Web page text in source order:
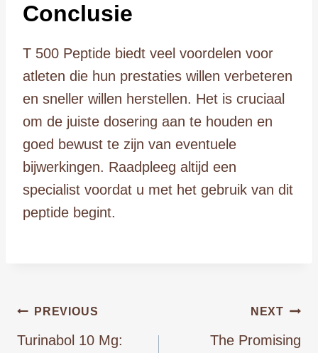
Conclusie
T 500 Peptide biedt veel voordelen voor
atleten die hun prestaties willen verbeteren
en sneller willen herstellen. Het is cruciaal
om de juiste dosering aan te houden en
goed bewust te zijn van eventuele
bijwerkingen. Raadpleeg altijd een
specialist voordat u met het gebruik van dit
peptide begint.
Post
PREVIOUS
Turinabol 10 Mg:
NEXT
The Promising